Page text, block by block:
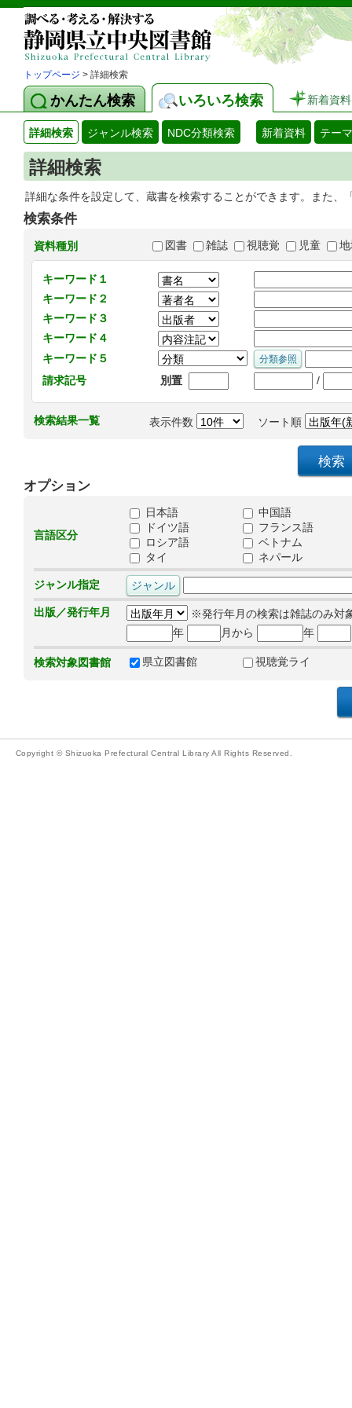
トップページ > 詳細検索
かんたん検索 いろいろ検索 新着資料
詳細検索 ジャンル検索 NDC分類検索 新着資料 テー
詳細検索
詳細な条件を設定して、蔵書を検索することができます。また
検索条件
資料種別 図書 雑誌 視聴覚 児童
キーワード１
キーワード２
キーワード３
キーワード４
キーワード５
請求記号
別置 /
検索結果一覧 表示件数 ソート順
オプション
言語区分
日本語
中国語
ドイツ語
フランス語
ロシア語
ベトナム
タイ
ネパール
ジャンル指定
出版／発行年月
※発行年月の検索は雑誌のみ対
年
月から 年
検索対象図書館 県立図書館 視聴覚ライ
Copyright © Shizuoka Prefectural Central Library All Rights Reserved.